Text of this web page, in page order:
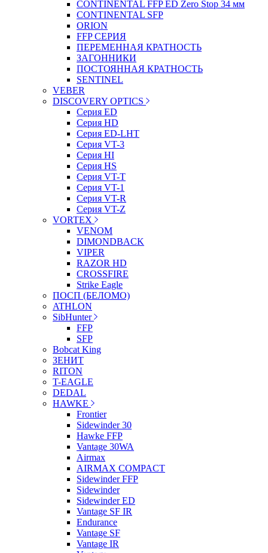
CONTINENTAL FFP ED Zero Stop 34 мм
CONTINENTAL SFP
ORION
FFP СЕРИЯ
ПЕРЕМЕННАЯ КРАТНОСТЬ
ЗАГОННИКИ
ПОСТОЯННАЯ КРАТНОСТЬ
SENTINEL
VEBER
DISCOVERY OPTICS
Серия ED
Серия HD
Серия ED-LHT
Серия VT-3
Серия HI
Серия HS
Серия VT-T
Серия VT-1
Серия VT-R
Серия VT-Z
VORTEX
VENOM
DIMONDBACK
VIPER
RAZOR HD
CROSSFIRE
Strike Eagle
ПОСП (БЕЛОМО)
ATHLON
SibHunter
FFP
SFP
Bobcat King
ЗЕНИТ
RITON
T-EAGLE
DEDAL
HAWKE
Frontier
Sidewinder 30
Hawke FFP
Vantage 30WA
Airmax
AIRMAX COMPACT
Sidewinder FFP
Sidewinder
Sidewinder ED
Vantage SF IR
Endurance
Vantage SF
Vantage IR